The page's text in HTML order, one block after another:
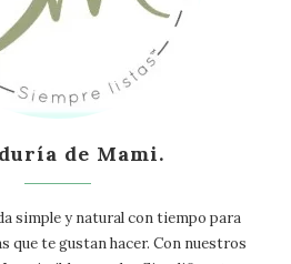
de Mami.
simple y natural con tiempo para
que te gustan hacer. Con nuestros